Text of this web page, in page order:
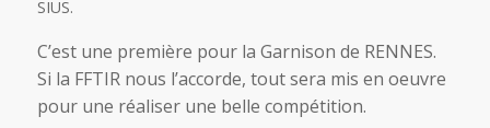
SIUS.
C’est une première pour la Garnison de RENNES.
Si la FFTIR nous l’accorde, tout sera mis en oeuvre
pour une réaliser une belle compétition.